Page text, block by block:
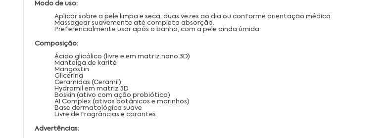
Modo de uso:
Aplicar sobre a pele limpa e seca, duas vezes ao dia ou conforme orientação médica.
Massagear suavemente até completa absorção.
Preferencialmente usar após o banho, com a pele ainda úmida.
Composição:
Ácido glicólico (livre e em matriz nano 3D)
Manteiga de karité
Mangostin
Glicerina
Ceramidas (Ceramil)
Hydramil em matriz 3D
Boskin (ativo com ação probiótica)
AI Complex (ativos botânicos e marinhos)
Base dermatológica suave
Livre de fragrâncias e corantes
Advertências: